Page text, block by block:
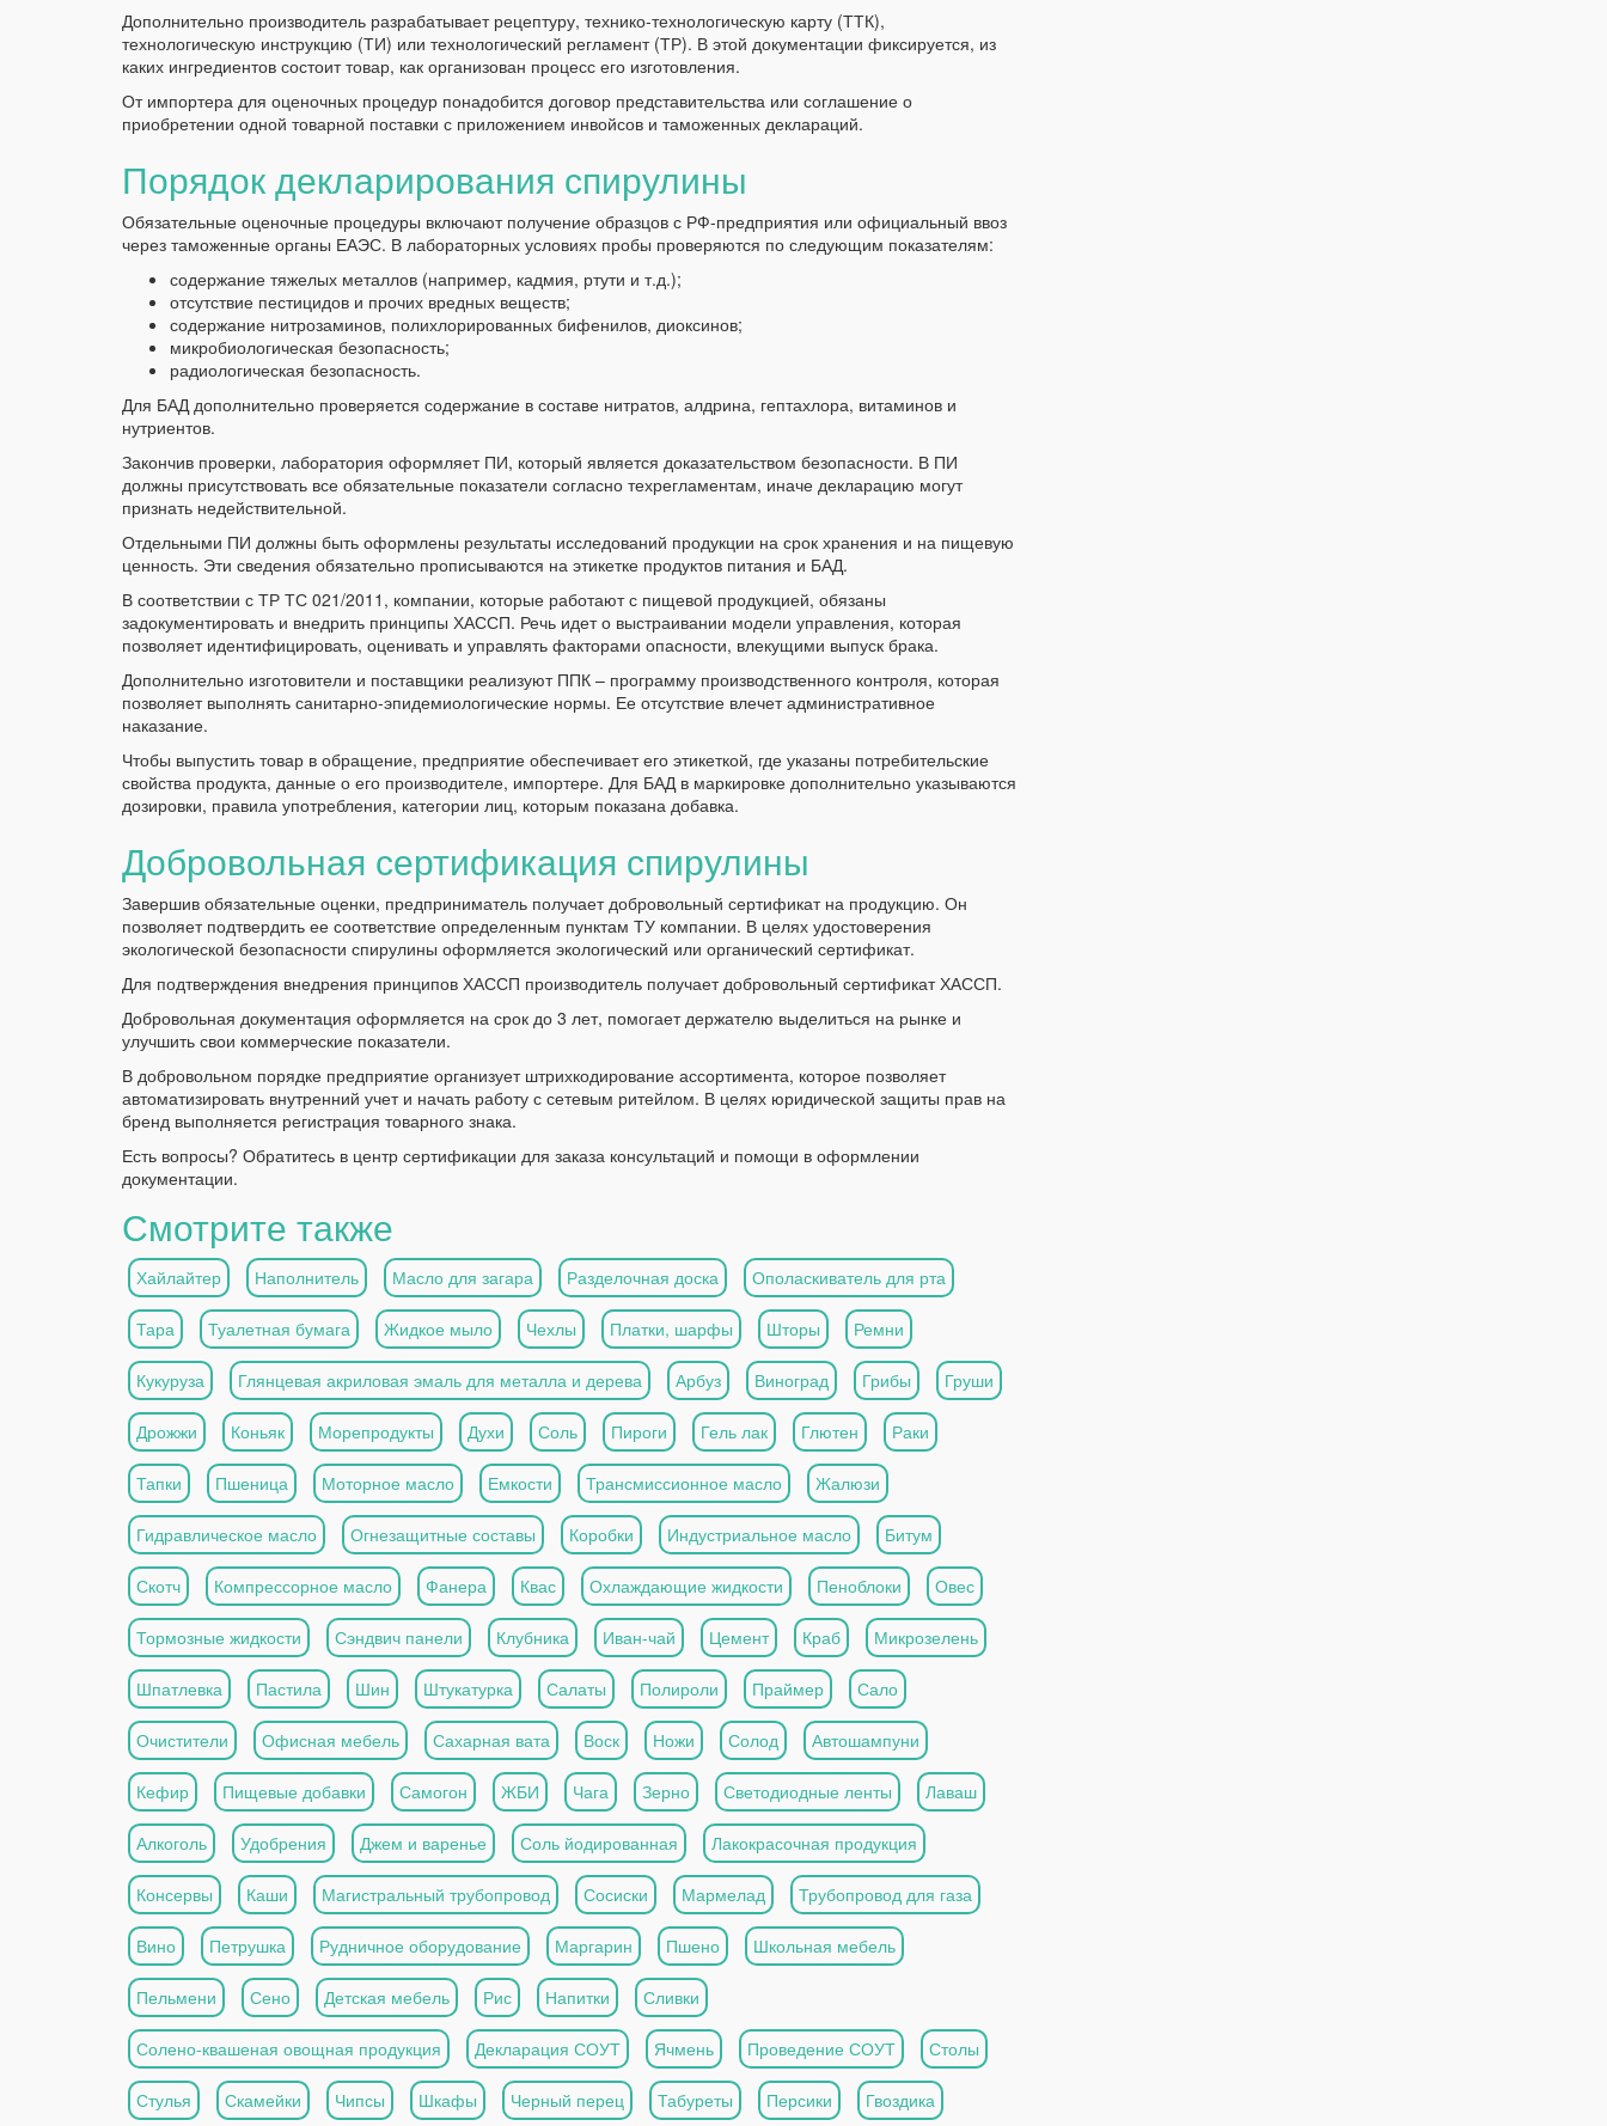
Дополнительно производитель разрабатывает рецептуру, технико-технологическую карту (ТТК),
технологическую инструкцию (ТИ) или технологический регламент (ТР). В этой документации фиксируется, из
каких ингредиентов состоит товар, как организован процесс его изготовления.
От импортера для оценочных процедур понадобится договор представительства или соглашение о
приобретении одной товарной поставки с приложением инвойсов и таможенных деклараций.
Порядок декларирования спирулины
Обязательные оценочные процедуры включают получение образцов с РФ-предприятия или официальный ввоз
через таможенные органы ЕАЭС. В лабораторных условиях пробы проверяются по следующим показателям:
содержание тяжелых металлов (например, кадмия, ртути и т.д.);
отсутствие пестицидов и прочих вредных веществ;
содержание нитрозаминов, полихлорированных бифенилов, диоксинов;
микробиологическая безопасность;
радиологическая безопасность.
Для БАД дополнительно проверяется содержание в составе нитратов, алдрина, гептахлора, витаминов и
нутриентов.
Закончив проверки, лаборатория оформляет ПИ, который является доказательством безопасности. В ПИ
должны присутствовать все обязательные показатели согласно техрегламентам, иначе декларацию могут
признать недействительной.
Отдельными ПИ должны быть оформлены результаты исследований продукции на срок хранения и на пищевую
ценность. Эти сведения обязательно прописываются на этикетке продуктов питания и БАД.
В соответствии с ТР ТС 021/2011, компании, которые работают с пищевой продукцией, обязаны
задокументировать и внедрить принципы ХАССП. Речь идет о выстраивании модели управления, которая
позволяет идентифицировать, оценивать и управлять факторами опасности, влекущими выпуск брака.
Дополнительно изготовители и поставщики реализуют ППК – программу производственного контроля, которая
позволяет выполнять санитарно-эпидемиологические нормы. Ее отсутствие влечет административное
наказание.
Чтобы выпустить товар в обращение, предприятие обеспечивает его этикеткой, где указаны потребительские
свойства продукта, данные о его производителе, импортере. Для БАД в маркировке дополнительно указываются
дозировки, правила употребления, категории лиц, которым показана добавка.
Добровольная сертификация спирулины
Завершив обязательные оценки, предприниматель получает добровольный сертификат на продукцию. Он
позволяет подтвердить ее соответствие определенным пунктам ТУ компании. В целях удостоверения
экологической безопасности спирулины оформляется экологический или органический сертификат.
Для подтверждения внедрения принципов ХАССП производитель получает добровольный сертификат ХАССП.
Добровольная документация оформляется на срок до 3 лет, помогает держателю выделиться на рынке и
улучшить свои коммерческие показатели.
В добровольном порядке предприятие организует штрихкодирование ассортимента, которое позволяет
автоматизировать внутренний учет и начать работу с сетевым ритейлом. В целях юридической защиты прав на
бренд выполняется регистрация товарного знака.
Есть вопросы? Обратитесь в центр сертификации для заказа консультаций и помощи в оформлении
документации.
Смотрите также
Хайлайтер Наполнитель Масло для загара Разделочная доска Ополаскиватель для рта
Тара Туалетная бумага Жидкое мыло Чехлы Платки, шарфы Шторы Ремни
Кукуруза Глянцевая акриловая эмаль для металла и дерева Арбуз Виноград Грибы Груши
Дрожжи Коньяк Морепродукты Духи Соль Пироги Гель лак Глютен Раки
Тапки Пшеница Моторное масло Емкости Трансмиссионное масло Жалюзи
Гидравлическое масло Огнезащитные составы Коробки Индустриальное масло Битум
Скотч Компрессорное масло Фанера Квас Охлаждающие жидкости Пеноблоки Овес
Тормозные жидкости Сэндвич панели Клубника Иван-чай Цемент Краб Микрозелень
Шпатлевка Пастила Шин Штукатурка Салаты Полироли Праймер Сало
Очистители Офисная мебель Сахарная вата Воск Ножи Солод Автошампуни
Кефир Пищевые добавки Самогон ЖБИ Чага Зерно Светодиодные ленты Лаваш
Алкоголь Удобрения Джем и варенье Соль йодированная Лакокрасочная продукция
Консервы Каши Магистральный трубопровод Сосиски Мармелад Трубопровод для газа
Вино Петрушка Рудничное оборудование Маргарин Пшено Школьная мебель
Пельмени Сено Детская мебель Рис Напитки Сливки
Солено-квашеная овощная продукция Декларация СОУТ Ячмень Проведение СОУТ Столы
Стулья Скамейки Чипсы Шкафы Черный перец Табуреты Персики Гвоздика